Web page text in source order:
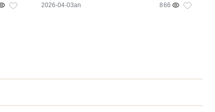
2026-04-03an 866